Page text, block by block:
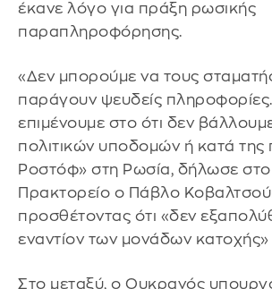
έκανε λόγο για πράξη ρωσικής
παραπληροφόρησης.
«Δεν μπορούμε να τους
παράγουν ψευδείς
επιμένουμε στο ότι δεν
πολιτικών υποδομών ή κατά της
Ροστόφ» στη Ρωσία, δήλωσε στο
Πρακτορείο ο Πάβλο
προσθέτοντας ότι «δεν
εναντίον των μονάδων κατοχής»
Στο μεταξύ, ο Ουκρανός